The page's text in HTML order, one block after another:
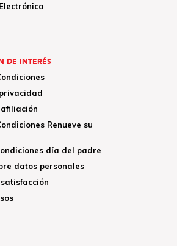
DE INTERÉS
afiliación
Renueve su
día del padre
datos personales